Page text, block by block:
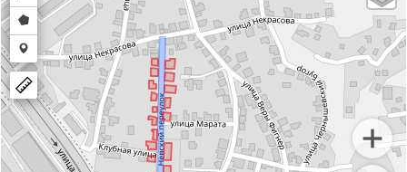
a
polyline
Draw
a
polygon
Draw
a
marker